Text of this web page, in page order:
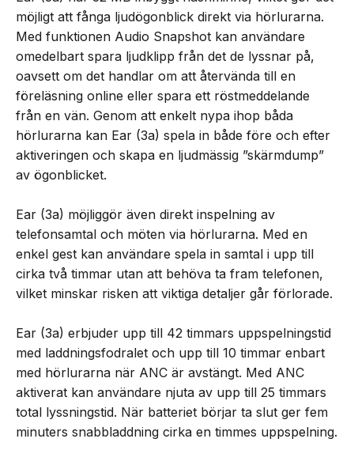
möjligt att fånga ljudögonblick direkt via hörlurarna.
Med funktionen Audio Snapshot kan användare
omedelbart spara ljudklipp från det de lyssnar på,
oavsett om det handlar om att återvända till en
föreläsning online eller spara ett röstmeddelande
från en vän. Genom att enkelt nypa ihop båda
hörlurarna kan Ear (3a) spela in både före och efter
aktiveringen och skapa en ljudmässig ”skärmdump”
av ögonblicket.
Ear (3a) möjliggör även direkt inspelning av
telefonsamtal och möten via hörlurarna. Med en
enkel gest kan användare spela in samtal i upp till
cirka två timmar utan att behöva ta fram telefonen,
vilket minskar risken att viktiga detaljer går förlorade.
Ear (3a) erbjuder upp till 42 timmars uppspelningstid
med laddningsfodralet och upp till 10 timmar enbart
med hörlurarna när ANC är avstängt. Med ANC
aktiverat kan användare njuta av upp till 25 timmars
total lyssningstid. När batteriet börjar ta slut ger fem
minuters snabbladdning cirka en timmes uppspelning.